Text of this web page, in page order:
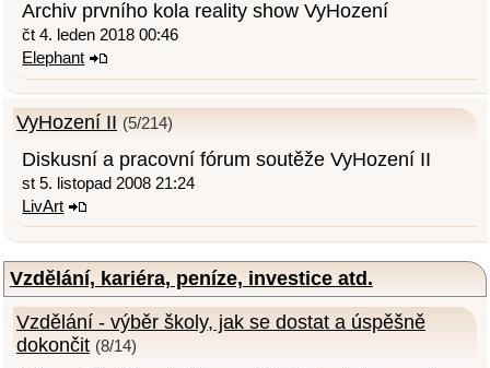
Archiv prvního kola reality show VyHození
čt 4. leden 2018 00:46
Elephant
VyHození II (5/214)
Diskusní a pracovní fórum soutěže VyHození II
st 5. listopad 2008 21:24
LivArt
Vzdělání, kariéra, peníze, investice atd.
Vzdělání - výběr školy, jak se dostat a úspěšně
dokončit (8/14)